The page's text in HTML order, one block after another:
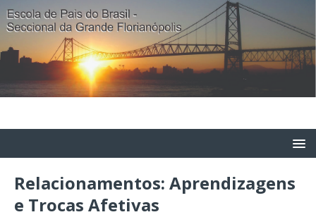
Relacionamentos: Aprendizagens
e Trocas Afetivas